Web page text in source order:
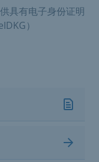
具有电子身份证明
）